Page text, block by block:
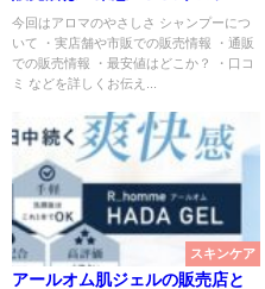
で売っている？
今回はアロマのやさしさ シャンプーにつ
いて ・実店舗や市販での販売情報 ・通販
での販売情報 ・最安値はどこか？ ・口コ
ミ などを詳しくお伝え...
スキンケア
アールオム肌ジェルの販売店と